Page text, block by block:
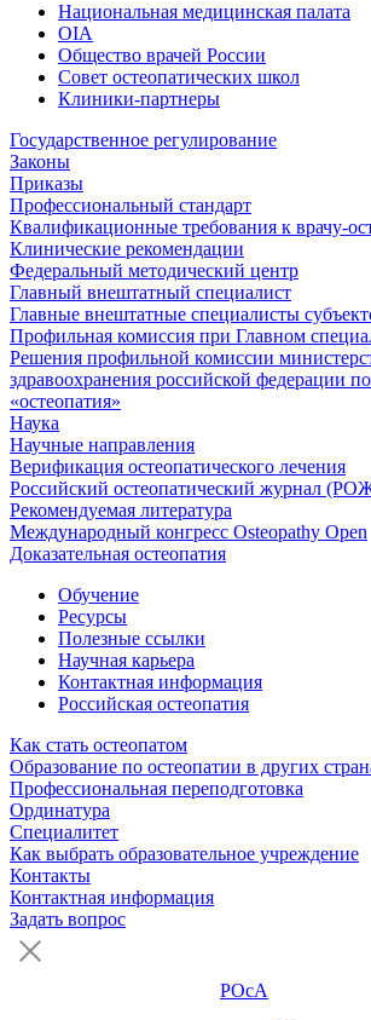
Национальная медицинская палата
OIA
Общество врачей России
Совет остеопатических школ
Клиники-партнеры
Государственное регулирование
Законы
Приказы
Профессиональный стандарт
Квалификационные требования к врачу-
Клинические рекомендации
Федеральный методический центр
Главный внештатный специалист
Главные внештатные специалисты
Профильная комиссия при Главном
Решения профильной комиссии
здравоохранения российской федерации
«остеопатия»
Наука
Научные направления
Верификация остеопатического лечения
Российский остеопатический журнал
Рекомендуемая литература
Международный конгресс Osteopathy Open
Доказательная остеопатия
Обучение
Ресурсы
Полезные ссылки
Научная карьера
Контактная информация
Российская остеопатия
Как стать остеопатом
Образование по остеопатии в других
Профессиональная переподготовка
Ординатура
Специалитет
Как выбрать образовательное учреждение
Контакты
Контактная информация
Задать вопрос
РОсА